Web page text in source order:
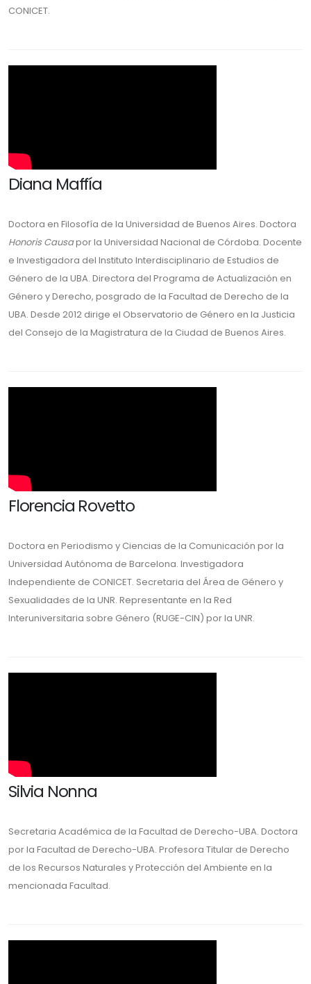
CONICET.
Diana Maffía
Doctora en Filosofía de la Universidad de Buenos Aires. Doctora
Honoris Causapor la Universidad Nacional de Córdoba. Docente
e Investigadora del Instituto Interdisciplinario de Estudios de
Género de la UBA. Directora del Programa de Actualización en
Género y Derecho, posgrado de la Facultad de Derecho de la
UBA. Desde 2012 dirige el Observatorio de Género en la Justicia
del Consejo de la Magistratura de la Ciudad de Buenos Aires.
Florencia Rovetto
Doctora en Periodismo y Ciencias de la Comunicación por la
Universidad Autónoma de Barcelona. Investigadora
Independiente de CONICET. Secretaria del Área de Género y
Sexualidades de la UNR. Representante en la Red
Interuniversitaria sobre Género (RUGE-CIN) por la UNR.
Silvia Nonna
Secretaria Académica de la Facultad de Derecho-UBA. Doctora
por la Facultad de Derecho-UBA. Profesora Titular de Derecho
de los Recursos Naturales y Protección del Ambiente en la
mencionada Facultad.